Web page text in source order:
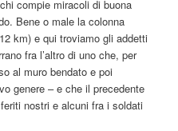
compie miracoli di buona
Bene o male la colonna
km) e qui troviamo gli addetti
fra l’altro di uno che, per
al muro bendato e poi
genere – e che il precedente
nostri e alcuni fra i soldati